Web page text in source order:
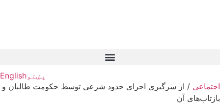
پښتوEnglish
اجتماعی / از سرگیری اجرای حدود شرعی توسط حکومت طالبان و
بازتاب‌های‌ آن